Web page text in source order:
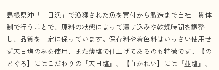
島根県沖「一日漁」で漁獲された魚を買付から製造まで自社一貫体
制で行うことで、原料の状態によって漬け込みや乾燥時間を調整
し、品質を一定に保っています。保存料や着色料はいっさい使用せ
ず天日塩のみを使用、また薄塩で仕上げてあるのも特徴です。【の
どぐろ】にはこだわりの『天日塩』、【白かれい】には『並塩』、